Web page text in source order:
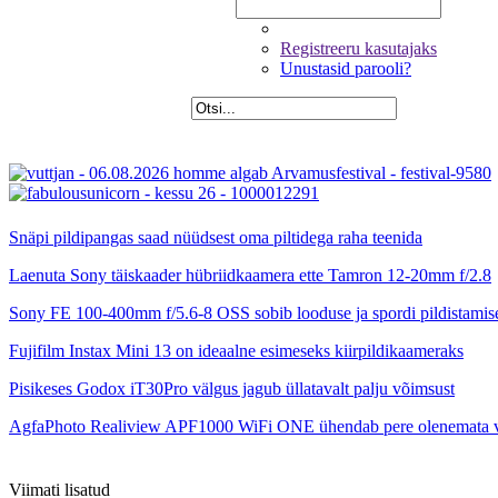
Registreeru kasutajaks
Unustasid parooli?
Snäpi pildipangas saad nüüdsest oma piltidega raha teenida
Laenuta Sony täiskaader hübriidkaamera ette Tamron 12-20mm f/2.8
Sony FE 100-400mm f/5.6-8 OSS sobib looduse ja spordi
Fujifilm Instax Mini 13 on ideaalne esimeseks kiirpildikaameraks
Pisikeses Godox iT30Pro välgus jagub üllatavalt palju võimsust
AgfaPhoto Realiview APF1000 WiFi ONE ühendab pere olenemata
Viimati lisatud